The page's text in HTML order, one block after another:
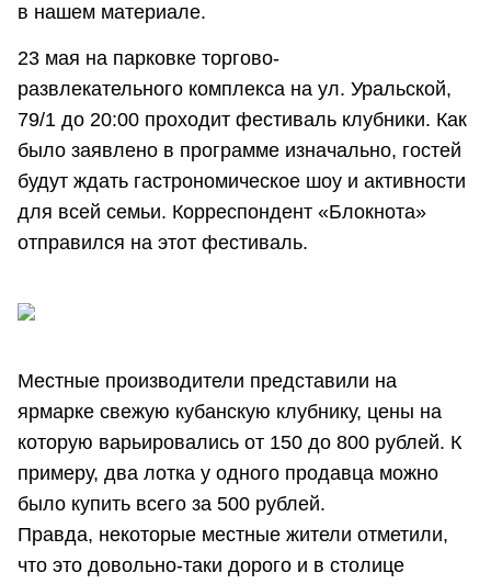
в нашем материале.
23 мая на парковке торгово-
развлекательного комплекса на ул. Уральской,
79/1 до 20:00 проходит фестиваль клубники. Как
было заявлено в программе изначально, гостей
будут ждать гастрономическое шоу и активности
для всей семьи. Корреспондент «Блокнота»
отправился на этот фестиваль.
Местные производители представили на
ярмарке свежую кубанскую клубнику, цены на
которую варьировались от 150 до 800 рублей. К
примеру, два лотка у одного продавца можно
было купить всего за 500 рублей.
Правда, некоторые местные жители отметили,
что это довольно-таки дорого и в столице